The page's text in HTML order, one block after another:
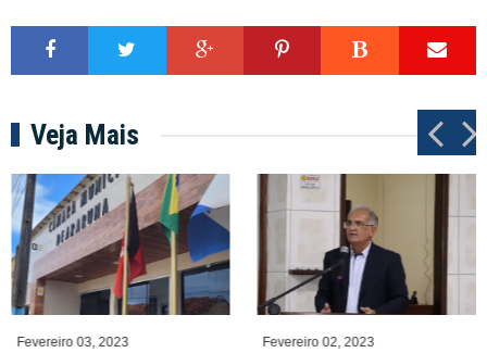
Veja Mais
Fevereiro 03, 2023 Fevereiro 02, 2023
P
r
e
v
N
e
x
t